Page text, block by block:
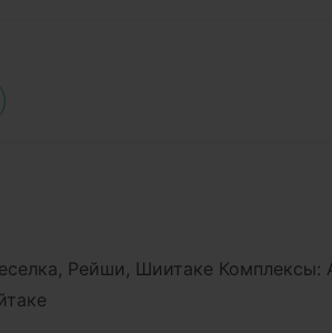
Рейши, Шиитаке